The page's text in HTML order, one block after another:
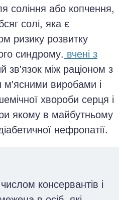
соління або копчення,
солі, яка є
ризику розвитку
синдрому. вчені з
зв'язок між раціоном з
м'ясними виробами і
хвороби серця і
якому в майбутньому
нефропатії.
консервантів і